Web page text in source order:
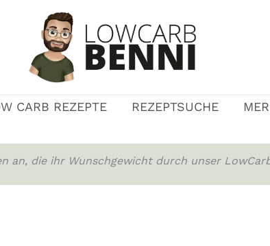
CARB REZEPTE REZEPTSUCHE
an, die ihr Wunschgewicht durch unser